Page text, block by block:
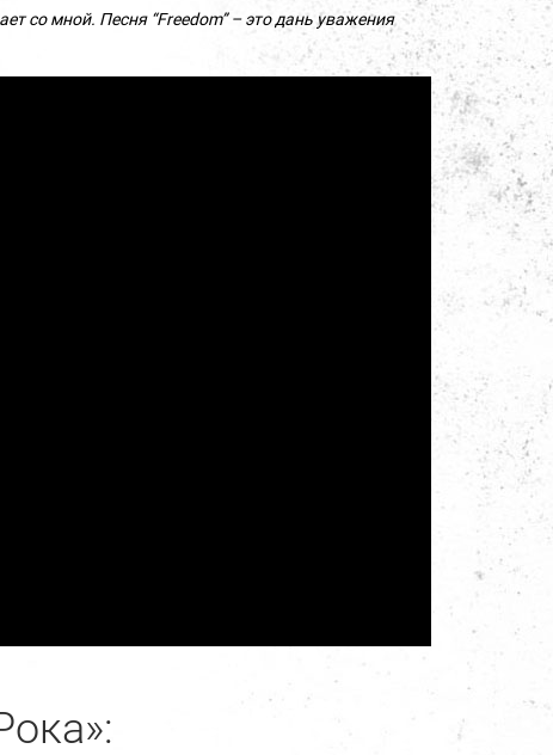
со мной. Песня “Freedom” – это дань уважения